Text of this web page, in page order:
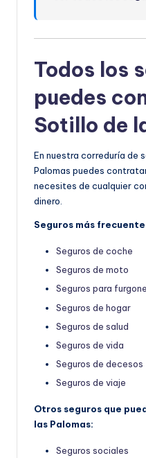
Todos los
puedes
Sotillo de
En nuestra correduría de
Palomas puedes
necesites de cualquier
dinero.
Seguros más
Seguros de coche
Seguros de moto
Seguros para
Seguros de hogar
Seguros de salud
Seguros de vida
Seguros de decesos
Seguros de viaje
Otros seguros que
las Palomas:
Seguros sociales